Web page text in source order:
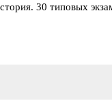
30 типовых